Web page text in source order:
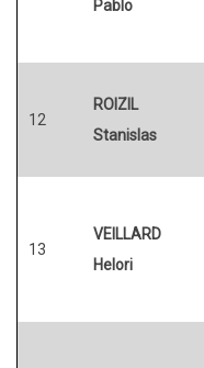
Pablo
12
ROIZIL
Stanislas
13
VEILLARD
Helori